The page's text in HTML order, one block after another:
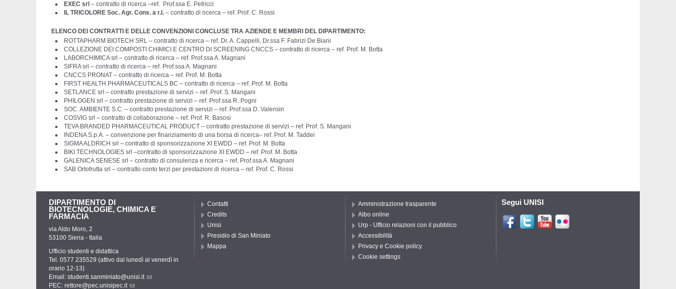
EXEC srl – contratto di ricerca –ref. Prof.ssa E. Petricci
IL TRICOLORE Soc. Agr. Cons. a r.l. – contratto di ricerca – ref. Prof. C. Rossi
ELENCO DEI CONTRATTI E DELLE CONVENZIONI CONCLUSE TRA AZIENDE E MEMBRI DEL DIPARTIMENTO:
ROTTAPHARM BIOTECH SRL – contratto di ricerca – ref. Dr. A. Cappelli, Dr.ssa F. Fabrizi De Biani
COLLEZIONE DEI COMPOSTI CHIMICI E CENTRO DI SCREENING CNCCS – contratto di ricerca – ref. Prof. M. Botta
LABORCHIMICA srl – contratto di ricerca – ref. Prof.ssa A. Magnani
SIFRA srl – contratto di ricerca – ref. Prof.ssa A. Magnani
CNCCS PRONAT – contratto di ricerca – ref. Prof. M. Botta
FIRST HEALTH PHARMACEUTICALS BC – contratto di ricerca – ref. Prof. M. Botta
SETLANCE srl – contratto prestazione di servizi – ref. Prof. S. Mangani
PHILOGEN srl – contratto prestazione di servizi – ref. Prof.ssa R. Pogni
SOC. AMBIENTE S.C. – contratto prestazione di servizi – ref. Prof.ssa D. Valensin
COSVIG srl – contratto di collaborazione – ref. Prof. R. Basosi
TEVA BRANDED PHARMACEUTICAL PRODUCT – contratto prestazione di servizi – ref. Prof. S. Mangani
INDENA S.p.A. – convenzione per finanziamento di una borsa di ricerca– ref. Prof. M. Taddei
SIGMA ALDRICH srl – contratto di sponsorizzazione XI EWDD – ref. Prof. M. Botta
BIKI TECHNOLOGIES srl –contratto di sponsorizzazione XI EWDD – ref. Prof. M. Botta
GALENICA SENESE srl – contratto di consulenza e ricerca – ref. Prof.ssa A. Magnani
SAB Ortofrutta srl – contratto conto terzi per prestazioni di ricerca – ref. Prof. C. Rossi
DIPARTIMENTO DI
BIOTECNOLOGIE, CHIMICA E
FARMACIA
via Aldo Moro, 2
53100 Siena - Italia
Ufficio studenti e didattica
Tel. 0577 235529 (attivo dal lunedì al venerdì in
orario 12-13)
Email: studenti.sanminiato@unisi.it
PEC: rettore@pec.unisipec.it
Contatti
Credits
Unisi
Presidio di San Miniato
Mappa
Amministrazione trasparente
Albo online
Urp - Ufficio relazioni con il pubblico
Accessibilità
Privacy e Cookie policy
Cookie settings
Segui UNISI